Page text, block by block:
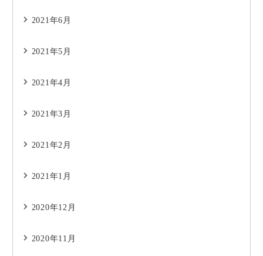
2021年6月
2021年5月
2021年4月
2021年3月
2021年2月
2021年1月
2020年12月
2020年11月